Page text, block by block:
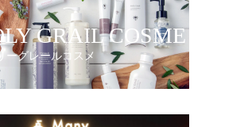
GRAIL COSME
ーグレールコスメ